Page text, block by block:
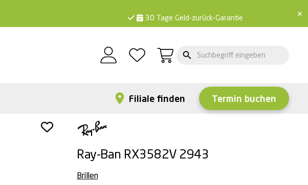
×
30 Tage Geld-zurück-Garantie
Filiale finden Termin buchen
Ray-Ban RX3582V 2943
Brillen